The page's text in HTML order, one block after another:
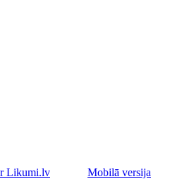
Likumi.lv Mobilā versija